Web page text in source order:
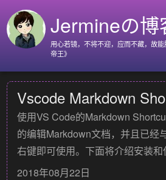
Jermineの博
用心若镜，不将不迎，应而不藏，故
帝王》
首页
Github
Go语言标准库
Nyx
Vscode Markdown
使用VS Code的Markdown
的编辑Markdown文档，并且已经
右键即可使用。下面将介绍安装和
2018年08月22日